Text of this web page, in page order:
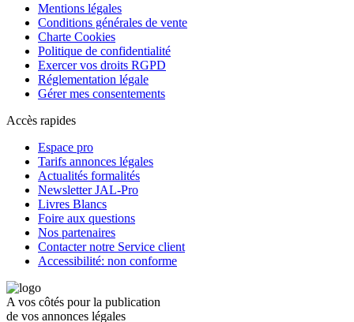
Mentions légales
Conditions générales de vente
Charte Cookies
Politique de confidentialité
Exercer vos droits RGPD
Réglementation légale
Gérer mes consentements
Accès rapides
Espace pro
Tarifs annonces légales
Actualités formalités
Newsletter JAL-Pro
Livres Blancs
Foire aux questions
Nos partenaires
Contacter notre Service client
Accessibilité: non conforme
A vos côtés pour la publication
de vos annonces légales